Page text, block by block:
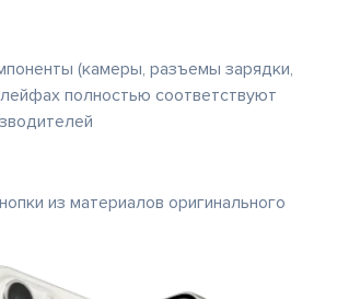
(камеры, разъемы зарядки,
полностью соответствуют
из материалов оригинального